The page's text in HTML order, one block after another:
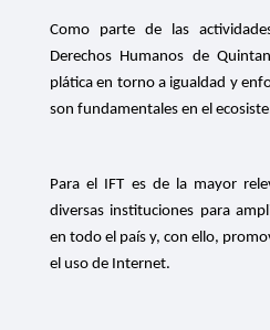
Como parte de las
Derechos Humanos de
plática en torno a igualdad y
son fundamentales en el
Para el IFT es de la mayor
diversas instituciones para
en todo el país y, con ello,
el uso de Internet.